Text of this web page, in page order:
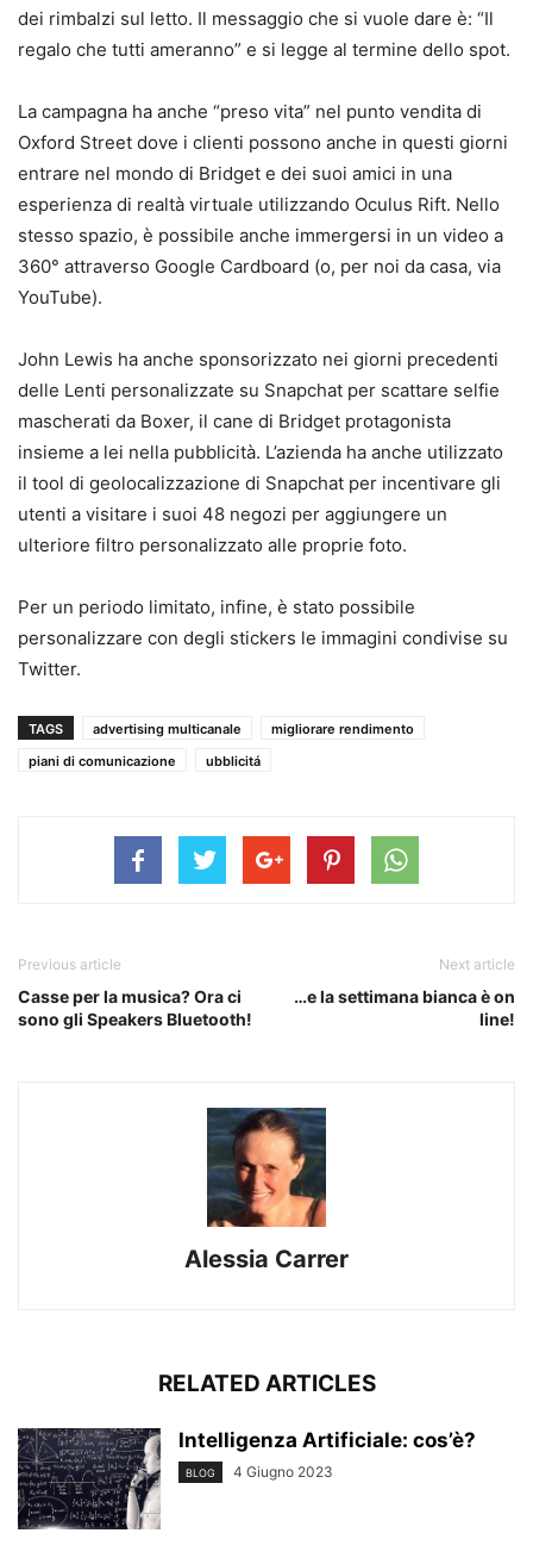
dei rimbalzi sul letto. Il messaggio che si vuole dare è: “Il
regalo che tutti ameranno” e si legge al termine dello spot.
La campagna ha anche “preso vita” nel punto vendita di
Oxford Street dove i clienti possono anche in questi giorni
entrare nel mondo di Bridget e dei suoi amici in una
esperienza di realtà virtuale utilizzando Oculus Rift. Nello
stesso spazio, è possibile anche immergersi in un video a
360° attraverso Google Cardboard (o, per noi da casa, via
YouTube).
John Lewis ha anche sponsorizzato nei giorni precedenti
delle Lenti personalizzate su Snapchat per scattare selfie
mascherati da Boxer, il cane di Bridget protagonista
insieme a lei nella pubblicità. L’azienda ha anche utilizzato
il tool di geolocalizzazione di Snapchat per incentivare gli
utenti a visitare i suoi 48 negozi per aggiungere un
ulteriore filtro personalizzato alle proprie foto.
Per un periodo limitato, infine, è stato possibile
personalizzare con degli stickers le immagini condivise su
Twitter.
TAGS advertising multicanale
migliorare rendimento
piani di comunicazione
ubblicitá
Previous article
Casse per la musica? Ora ci
sono gli Speakers Bluetooth!
Next article
…e la settimana bianca è on
line!
Alessia Carrer
RELATED ARTICLES
Intelligenza Artificiale: cos’è?
BLOG 4 Giugno 2023